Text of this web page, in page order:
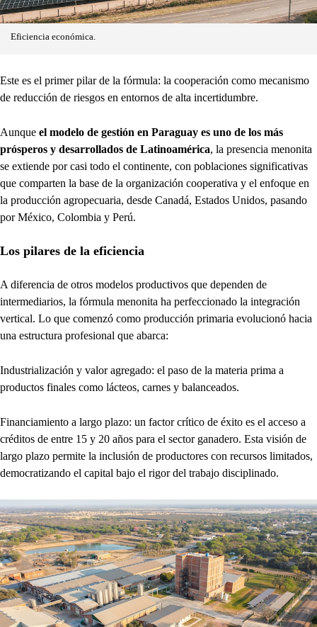
Eficiencia económica.
Este es el primer pilar de la fórmula: la cooperación como mecanismo
de reducción de riesgos en entornos de alta incertidumbre.
Aunque el modelo de gestión en Paraguay es uno de los más
prósperos y desarrollados de Latinoamérica, la presencia menonita
se extiende por casi todo el continente, con poblaciones significativas
que comparten la base de la organización cooperativa y el enfoque en
la producción agropecuaria, desde Canadá, Estados Unidos, pasando
por México, Colombia y Perú.
Los pilares de la eficiencia
A diferencia de otros modelos productivos que dependen de
intermediarios, la fórmula menonita ha perfeccionado la integración
vertical. Lo que comenzó como producción primaria evolucionó hacia
una estructura profesional que abarca:
Industrialización y valor agregado: el paso de la materia prima a
productos finales como lácteos, carnes y balanceados.
Financiamiento a largo plazo: un factor crítico de éxito es el acceso a
créditos de entre 15 y 20 años para el sector ganadero. Esta visión de
largo plazo permite la inclusión de productores con recursos limitados,
democratizando el capital bajo el rigor del trabajo disciplinado.